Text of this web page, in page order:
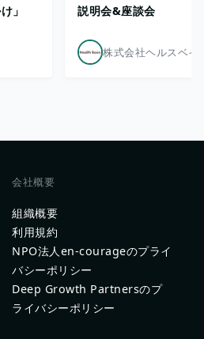
」
説明会&座談会
株式会社ヘルスベイ
会社概要
組織概要
利用規約
NPO法人en-courageのプライ
バシーポリシー
Deep Growth Partnersのプ
ライバシーポリシー